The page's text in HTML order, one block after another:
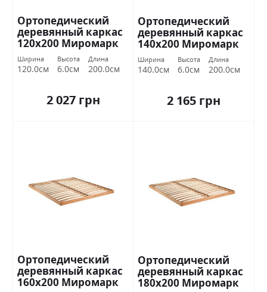
Ортопедический
деревянный каркас
120х200 Миромарк
Ширина
120.0см
Высота
6.0см
Длина
200.0см
2 027 грн
Ортопедический
деревянный каркас
140х200 Миромарк
Ширина
140.0см
Высота
6.0см
Длина
200.0см
2 165 грн
Ортопедический
деревянный каркас
160х200 Миромарк
Ортопедический
деревянный каркас
180х200 Миромарк